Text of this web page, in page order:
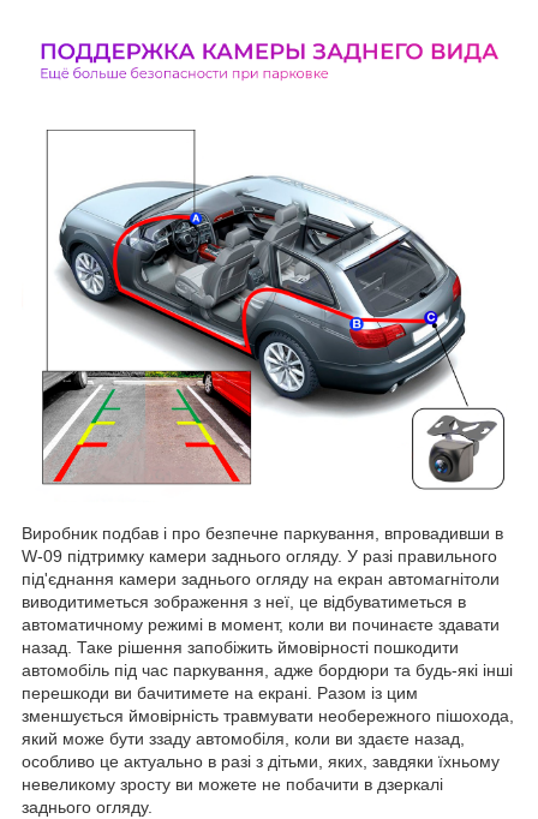
Виробник подбав і про безпечне паркування, впровадивши в
W-09 підтримку камери заднього огляду. У разі правильного
під'єднання камери заднього огляду на екран автомагнітоли
виводитиметься зображення з неї, це відбуватиметься в
автоматичному режимі в момент, коли ви починаєте здавати
назад. Таке рішення запобіжить ймовірності пошкодити
автомобіль під час паркування, адже бордюри та будь-які інші
перешкоди ви бачитимете на екрані. Разом із цим
зменшується ймовірність травмувати необережного пішохода,
який може бути ззаду автомобіля, коли ви здаєте назад,
особливо це актуально в разі з дітьми, яких, завдяки їхньому
невеликому зросту ви можете не побачити в дзеркалі
заднього огляду.